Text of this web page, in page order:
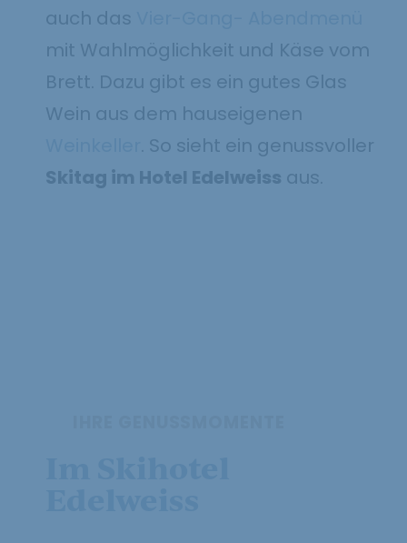
auch das
mit Wahlmöglichkeit und Käse vom
Brett. Dazu gibt es ein gutes Glas
Wein aus dem hauseigenen
. So sieht ein genussvoller
Skitag im Hotel Edelweiss aus.